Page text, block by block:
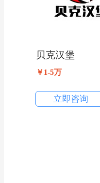
贝克汉堡
￥1-5万
立即咨询